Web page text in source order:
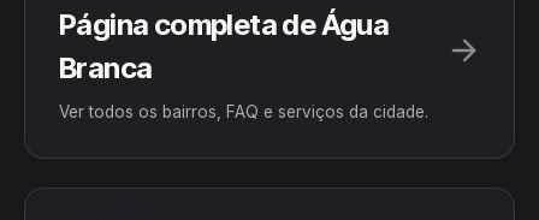
Página completa de Água
Branca
Ver todos os bairros, FAQ e serviços da cidade.